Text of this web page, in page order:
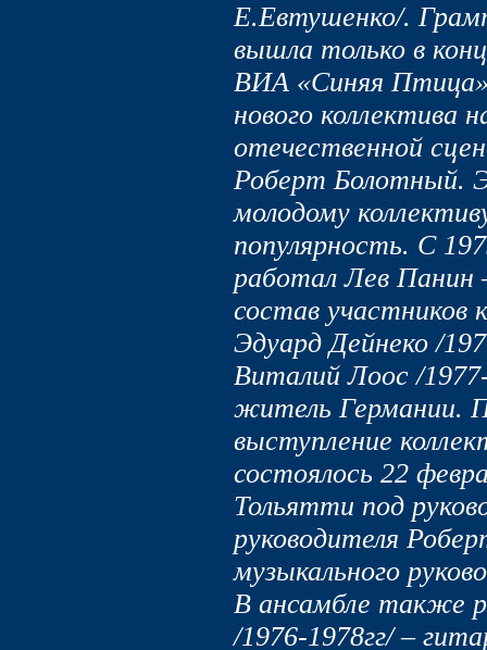
Е.Евтушенко/.
вышла только в
ВИА «Синяя
нового коллектива
отечественной
Роберт Болотный.
молодому
популярность. С
работал Лев Панин
состав участников
Эдуард Дейнеко /
Виталий Лоос /
житель Германии.
выступление
состоялось 22
Тольятти под
руководителя
музыкального
В ансамбле также
/1976-1978гг/ –